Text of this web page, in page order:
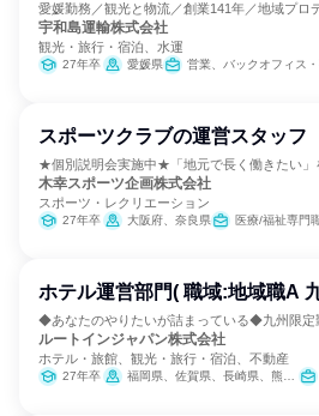
愛媛勤務／観光と物流／創業141年／地域プロ
宇和島運輸株式会社
観光・旅行・宿泊、水運
27年卒 愛媛県 営業、バックオフィス
スポーツクラブの運営スタッフ
★個別説明会実施中★「地元で長く働きたい
木幸スポーツ企画株式会社
スポーツ・レクリエーション
27年卒 大阪府、奈良県 医療/福祉専門
ホテル運営部門( 職域:地域職A
◆あなたのやりたいが詰まっている◆九州限定
ルートインジャパン株式会社
ホテル・旅館、観光・旅行・宿泊、不動産
27年卒 福岡県、佐賀県、長崎県、熊本県、大分県、宮崎県、鹿児島県